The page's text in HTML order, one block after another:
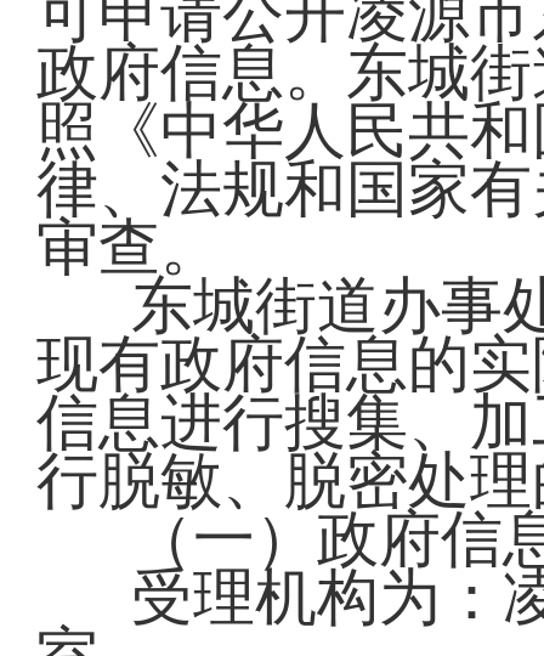
可申请公开凌源
政府信息。东城
照《中华人民共
律、法规和国家
审查。
东城街道办事
现有政府信息的
信息进行搜集、
行脱敏、脱密处
（一）政府
受理机构为：